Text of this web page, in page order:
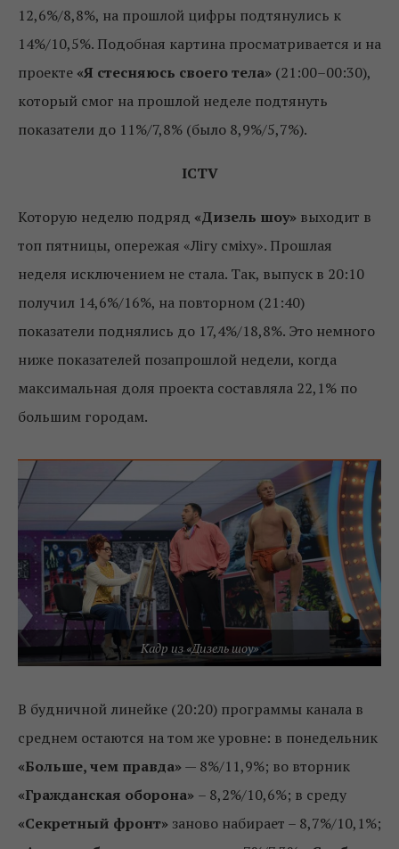
12,6%/8,8%, на прошлой цифры подтянулись к
14%/10,5%. Подобная картина просматривается и на
проекте «Я стесняюсь своего тела» (21:00–00:30),
который смог на прошлой неделе подтянуть
показатели до 11%/7,8% (было 8,9%/5,7%).
ICTV
Которую неделю подряд «Дизель шоу» выходит в
топ пятницы, опережая «Лігу сміху». Прошлая
неделя исключением не стала. Так, выпуск в 20:10
получил 14,6%/16%, на повторном (21:40)
показатели поднялись до 17,4%/18,8%. Это немного
ниже показателей позапрошлой недели, когда
максимальная доля проекта составляла 22,1% по
большим городам.
Кадр из «Дизель шоу»
В будничной линейке (20:20) программы канала в
среднем остаются на том же уровне: в понедельник
«Больше, чем правда»— 8%/11,9%; во вторник
«Гражданская оборона» – 8,2%/10,6%; в среду
«Секретный фронт» заново набирает – 8,7%/10,1%;